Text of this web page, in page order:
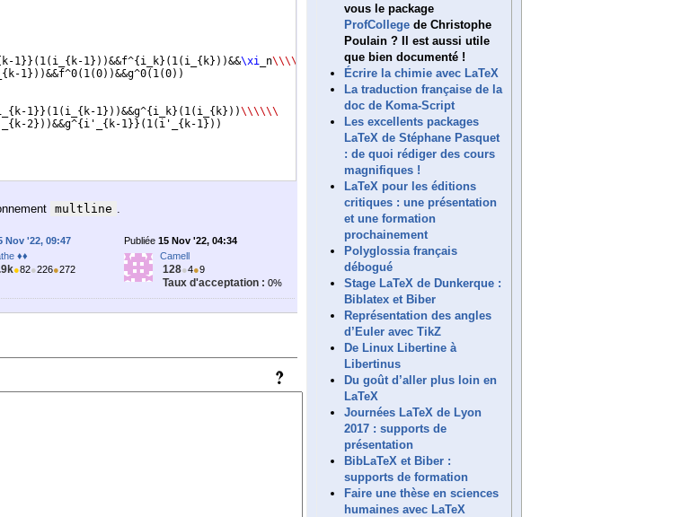
k-1}} ( 1( i_ { k-1}))&&f^{ i_k} ( 1( i_ { k}))&&\xi _n\\\\\\
{ k-1}))&&f^0( 1(0))&&g^0( 1(0))
{ k-1}} ( 1( i_ { k-1}))&&g^{ i_k} ( 1( i_ { k}))\\\\\\
{ k-2}))&&g^{ i'_ { k-1}} ( 1( i'_ { k-1}))
multline .
Publiée 15 Nov '22, 04:34
Camell
128●4●9
Taux d'acceptation : 0%
Nov '22, 09:47
♦♦
●82●226●272
vous le package
ProfCollege de Christophe
Poulain ? Il est aussi utile
que bien documenté !
Écrire la chimie avec LaTeX
La traduction française de la
doc de Koma-Script
Les excellents packages
LaTeX de Stéphane Pasquet
: de quoi rédiger des cours
magnifiques !
LaTeX pour les éditions
critiques : une présentation
et une formation
prochainement
Polyglossia français
débogué
Stage LaTeX de Dunkerque :
Biblatex et Biber
Représentation des angles
d’Euler avec TikZ
De Linux Libertine à
Libertinus
Du goût d’aller plus loin en
LaTeX
Journées LaTeX de Lyon
2017 : supports de
présentation
BibLaTeX et Biber :
supports de formation
Faire une thèse en sciences
humaines avec LaTeX